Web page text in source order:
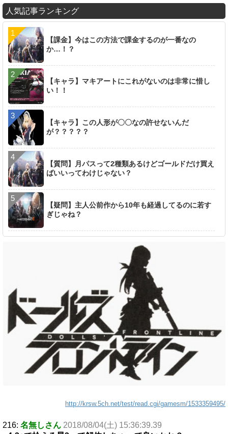
人気記事ランキング
【課金】今はこの方法で課金するのが一番なの
か…！？
【キャラ】マキアートにこれがないのは非常に惜し
い！！
【キャラ】この人形が〇〇なの許せないんだ
が？？？？？
【質問】月パスって2種類あるけどゴールドだけ買え
ばいいってわけじゃない？
【疑問】主人公前作から10年も経過してるのに若す
ぎじゃね？
http://krsw.5ch.net/test/read.cgi/gamesm/1533359495/
216: 名無しさん 2018/08/04(土) 15:36:39.39